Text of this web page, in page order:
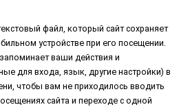
файл, который сайт сохраняет
устройстве при его посещении.
ваши действия и
для входа, язык, другие настройки) в
чтобы вам не приходилось вводить
сайта и переходе с одной